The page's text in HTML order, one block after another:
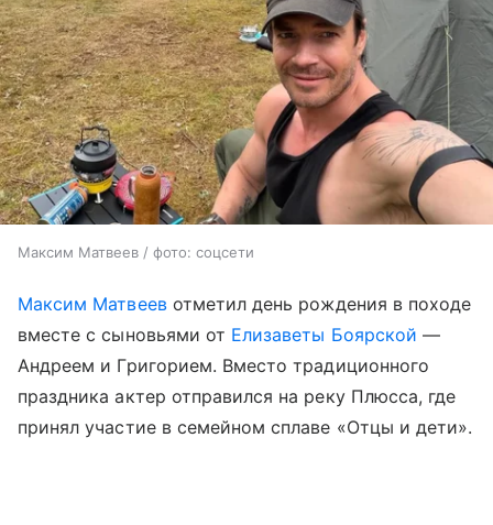
Максим Матвеев / фото: соцсети
Максим Матвеевотметил день рождения в походе
вместе с сыновьями от Елизаветы Боярской —
Андреем и Григорием. Вместо традиционного
праздника актер отправился на реку Плюсса, где
принял участие в семейном сплаве «Отцы и дети».